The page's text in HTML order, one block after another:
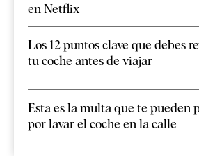
en Netflix
Los 12 puntos clave que debes
tu coche antes de viajar
Esta es la multa que te pueden
por lavar el coche en la calle